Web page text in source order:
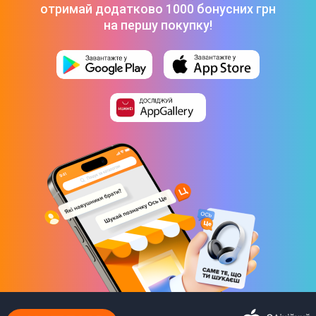
549 ₴отримай додатково 1000 бонусних грн
на першу покупку!